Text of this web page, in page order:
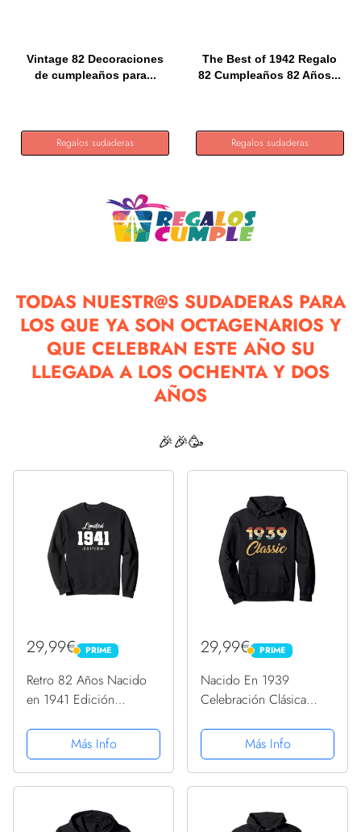
Vintage 82 Decoraciones
de cumpleaños para...
Regalos sudaderas
The Best of 1942 Regalo
82 Cumpleaños 82 Años...
Regalos sudaderas
TODAS NUESTR@S SUDADERAS PARA
LOS QUE YA SON OCTAGENARIOS Y
QUE CELEBRAN ESTE AÑO SU
LLEGADA A LOS OCHENTA Y DOS
AÑOS
🎉🎉🥳
29,99€ PRIME
PRIME
Retro 82 Años Nacido
en 1941 Edición
SudaderaMás Info
29,99€ PRIME
PRIME
Nacido En 1939
Celebración Clásica
Sudadera con Capucha
Más Info